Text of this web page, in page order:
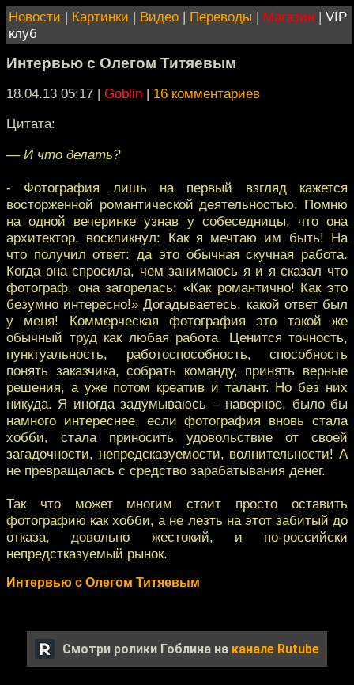
Новости | Картинки | Видео | Переводы | Магазин | VIP
клуб
Интервью с Олегом Титяевым
18.04.13 05:17 | Goblin | 16 комментариев
Цитата:
— И что делать?
- Фотография лишь на первый взгляд кажется
восторженной романтической деятельностью. Помню
на одной вечеринке узнав у собеседницы, что она
архитектор, воскликнул: Как я мечтаю им быть! На
что получил ответ: да это обычная скучная работа.
Когда она спросила, чем занимаюсь я и я сказал что
фотограф, она загорелась: «Как романтично! Как это
безумно интересно!» Догадываетесь, какой ответ был
у меня! Коммерческая фотография это такой же
обычный труд как любая работа. Ценится точность,
пунктуальность, работоспособность, способность
понять заказчика, собрать команду, принять верные
решения, а уже потом креатив и талант. Но без них
никуда. Я иногда задумываюсь – наверное, было бы
намного интереснее, если фотография вновь стала
хобби, стала приносить удовольствие от своей
загадочности, непредсказуемости, волнительности! А
не превращалась с средство зарабатывания денег.
Так что может многим стоит просто оставить
фотографию как хобби, а не лезть на этот забитый до
отказа, довольно жестокий, и по-российски
непредстказуемый рынок.
Интервью с Олегом Титяевым
Смотри ролики Гоблина на канале Rutube